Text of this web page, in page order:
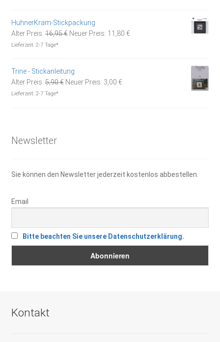
HühnerKram-Stickpackung
Alter Preis: 16,95€ Ursprünglicher
Neuer Preis: 11,80 €Aktueller
Lieferzeit: 2-7 Tage*
Trine - Stickanleitung
Alter Preis: 5,90€ Ursprünglicher
Neuer Preis: 3,00 €Aktueller
Lieferzeit: 2-7 Tage*
Newsletter
Sie können den Newsletter jederzeit kostenlos abbestellen.
Email
Bitte beachten Sie unsere Datenschutzerklärung.
Kontakt